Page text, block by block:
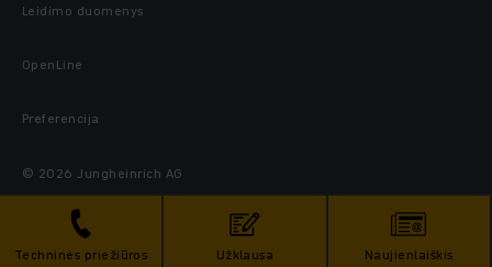
Techninės priežiūros
Užklausa Naujienlaiškis
Leidimo duomenys
OpenLine
Preferencija
© 2026 Jungheinrich AG